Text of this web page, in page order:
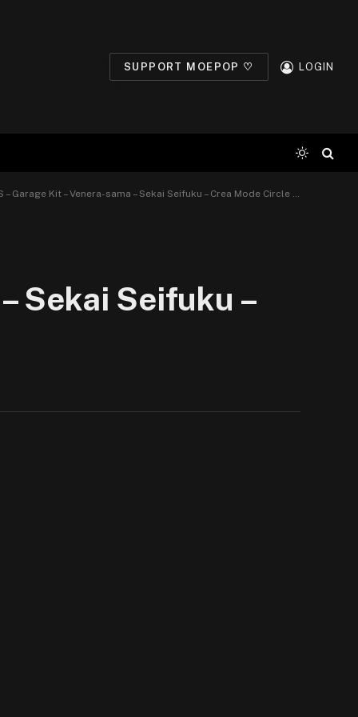
SUPPORT MOEPOP ♡ LOGIN
– Garage Kit – Venera-sama – Sekai Seifuku – Crea Mode Circle 21
Sekai Seifuku –